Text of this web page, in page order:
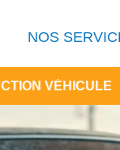
NOS
•